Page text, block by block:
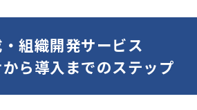
組織開発サービス
ら導入までのステップ